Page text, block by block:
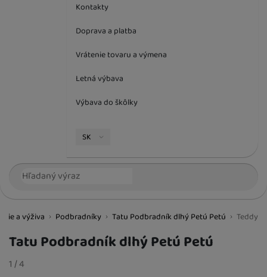
Kontakty
Doprava a platba
Vrátenie tovaru a výmena
Letná výbava
Výbava do škôlky
Jazyková verzia
SK
Vyhľadávanie
a výživa Podbradníky Tatu Podbradník dlhý Petú Petú Teddy
Tatu Podbradník dlhý Petú Petú
Fotografie
slide
1 /z
4